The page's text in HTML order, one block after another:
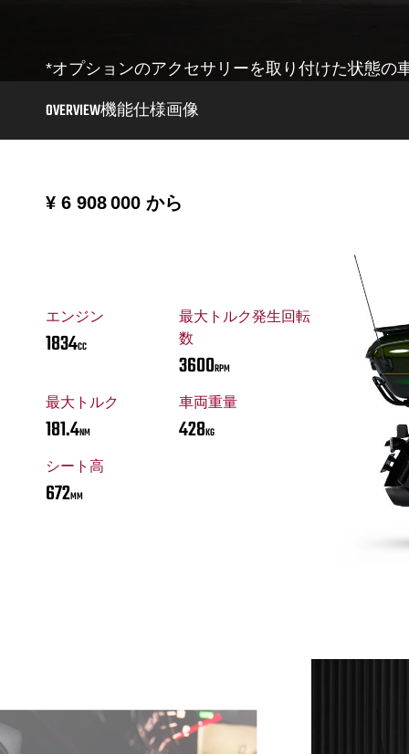
*オプションのアクセサリーを取り付けた状態の
OVERVIEW機能仕様画像
から
¥ 6 908 000
エンジン
1834CC
最大トルク発生回転
数
3600RPM
最大トルク
181.4NM
車両重量
428KG
シート高
672MM